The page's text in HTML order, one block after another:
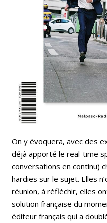
On y évoquera, avec des
déjà apporté le real-time
conversations en continu)
hardies sur le sujet. Elles
réunion, à réfléchir, elles
solution française du
éditeur français qui a